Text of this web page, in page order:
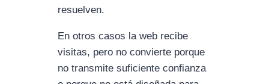
resuelven.
En otros casos la web recibe
visitas, pero no convierte porque
no transmite suficiente confianza